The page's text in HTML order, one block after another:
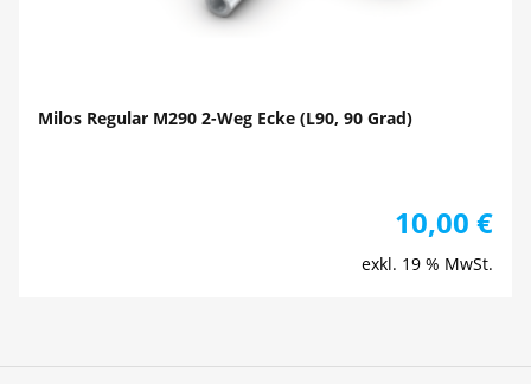
Milos Regular M290 2-Weg Ecke (L90, 90 Grad)
10,00 €
exkl. 19 % MwSt.